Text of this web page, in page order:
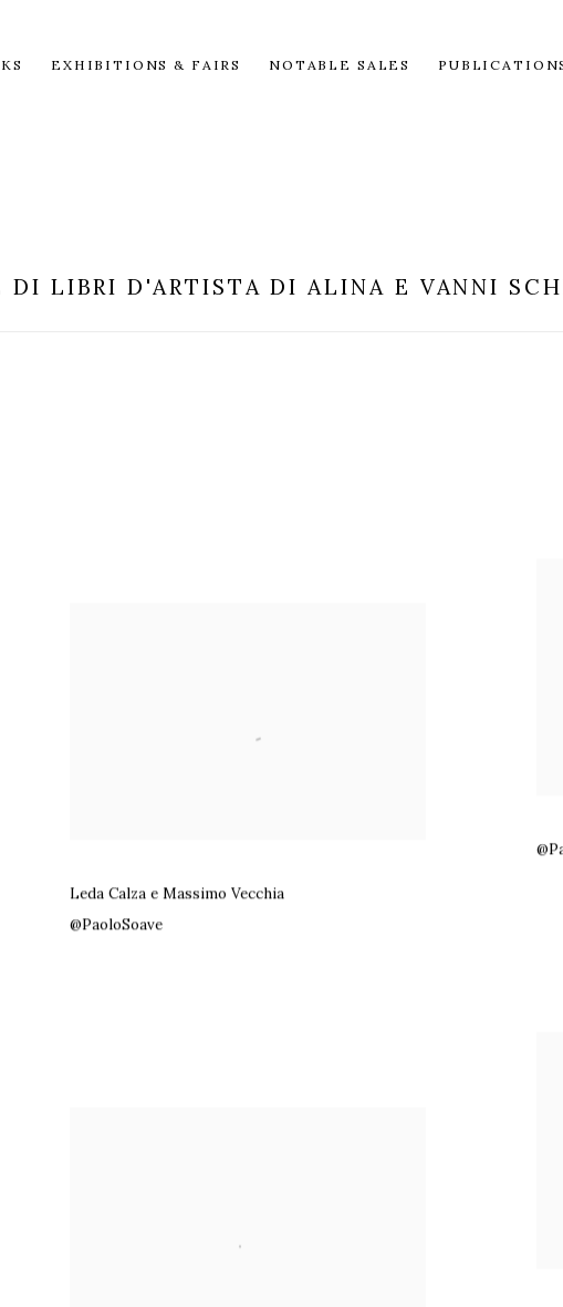
EXHIBITIONS & FAIRS NOTABLE SALES
LIBRI D'ARTISTA DI ALINA E VANNI
Leda Calza e Massimo Vecchia
@PaoloSoave